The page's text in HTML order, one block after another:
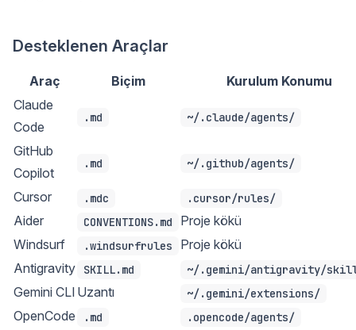
Desteklenen Araçlar
Araç Biçim
Kurulum Konumu
Claude
Code
.md ~/.claude/agents/
GitHub
Copilot
.md ~/.github/agents/
Cursor .mdc .cursor/rules/
Aider CONVENTIONS.md
Proje kökü
Windsurf
.windsurfrules
Proje kökü
Antigravity
SKILL.md ~/.gemini/antigravity/
Gemini CLI Uzantı ~/.gemini/extensions/
OpenCode .md .opencode/agents/